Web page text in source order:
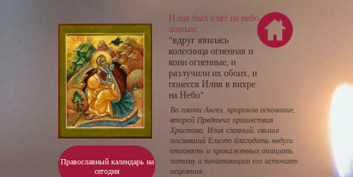
Во плоти Ангел, пророков основание,
второй Предтеча пришествия
Христова, Илия славный, свыше
пославший Елисею благодать недуги
отгонять и прокаженных очищать,
потому и почитающим его источает
исцеления.
Илия был взят на небо
живым:
"вдруг явилась
колесница огненная и
кони огненные, и
разлучили их обоих, и
понесся Илия в вихре
на Небо"
Православный календарь на
сегодня